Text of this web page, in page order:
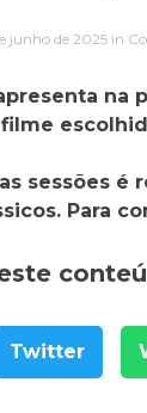
junho de 2025 in
na
filme
sessões é
Para
Twitter